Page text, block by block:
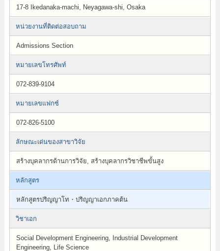
17-8 Ikedanaka-machi, Neyagawa-shi, Osaka
หน่วยงานที่ติดต่อสอบถาม
Admissions Section
หมายเลขโทรศัพท์
072-839-9104
หมายเลขแฟกซ์
072-826-5100
ลักษณะเด่นของสาขาวิจัย
สร้างบุคลากรด้านการวิจัย, สร้างบุคลากรวิชาชีพขั้นสูง
หลักสูตร
หลักสูตรปริญญาโท・ปริญญาเอกภาคต้น
วิชาเอก
Social Development Engineering, Industrial Development
Engineering, Life Science